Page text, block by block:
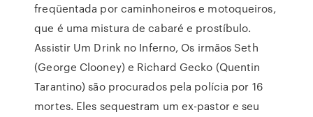
freqüentada por caminhoneiros e motoqueiros,
que é uma mistura de cabaré e prostíbulo.
Assistir Um Drink no Inferno, Os irmãos Seth
(George Clooney) e Richard Gecko (Quentin
Tarantino) são procurados pela polícia por 16
mortes. Eles sequestram um ex-pastor e seu